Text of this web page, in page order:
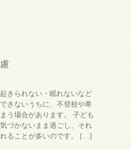
きられない・眠れないなど
きないうちに、不登校や希
う場合があります。 子ども
づかないまま過ごし、それ
ることが多いのです。 […]